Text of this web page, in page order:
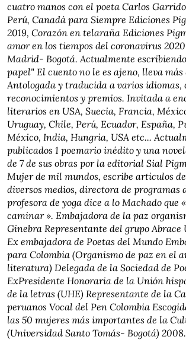
cuatro manos con el poeta Carlos
Perú, Canadá para Siempre Ediciones
2019, Corazón en telaraña Ediciones
amor en los tiempos del coronavirus
Madrid- Bogotá. Actualmente
papel" El cuento no le es ajeno, lleva más
Antologada y traducida a varios idiomas,
reconocimientos y premios. Invitada a
literarios en USA, Suecia, Francia,
Uruguay, Chile, Perú, Ecuador, España,
México, India, Hungría, USA etc...
publicados 1 poemario inédito y una
de 7 de sus obras por la editorial Sial
Mujer de mil mundos, escribe artículos
diversos medios, directora de programas
profesora de yoga dice a lo Machado que
caminar ». Embajadora de la paz
Ginebra Representante del grupo
Ex embajadora de Poetas del Mundo
para Colombia (Organismo de paz en el
literatura) Delegada de la Sociedad de
ExPresidente Honoraria de la Unión
de la letras (UHE) Representante de la
peruanos Vocal del Pen Colombia
las 50 mujeres más importantes de la
(Universidad Santo Tomás- Bogotá)